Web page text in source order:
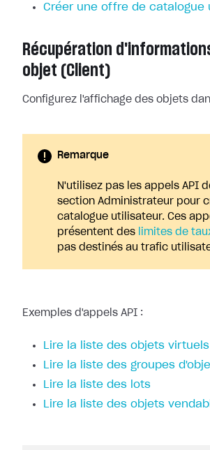
Créer une offre de catalogue
Récupération
objet (Client)
Configurez l'affichage des objets
Remarque
N'utilisez pas les appels API
section Administrateur pour
catalogue utilisateur. Ces
présentent des
limites de
pas destinés au trafic
Exemples d'appels API :
Lire la liste des objets virtuels
Lire la liste des groupes
Lire la liste des lots
Lire la liste des objets